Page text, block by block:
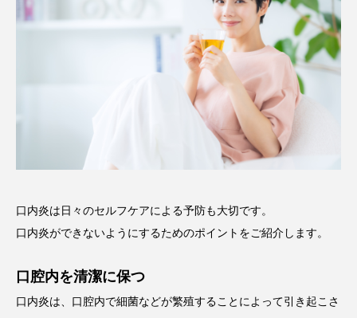
口内炎は日々のセルフケアによる予防も大切です。
口内炎ができないようにするためのポイントをご紹介します。
口腔内を清潔に保つ
口内炎は、口腔内で細菌などが繁殖することによって引き起こさ